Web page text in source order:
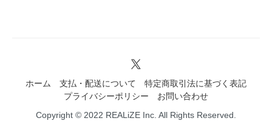
ホーム 支払・配送について
特定商取引法に基づく表記
プライバシーポリシー
お問い合わせ
Copyright © 2022 REALiZE Inc. All Rights Reserved.